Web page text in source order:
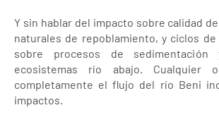
Y sin hablar del impacto sobre calidad
naturales de repoblamiento, y ciclos
sobre procesos de
ecosistemas río abajo. Cualquier
completamente el flujo del río Beni
impactos.